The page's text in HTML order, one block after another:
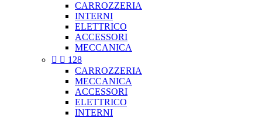
CARROZZERIA
INTERNI
ELETTRICO
ACCESSORI
MECCANICA
  128
CARROZZERIA
MECCANICA
ACCESSORI
ELETTRICO
INTERNI